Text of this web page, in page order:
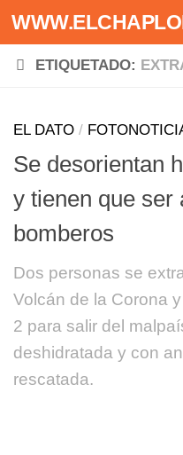
Saltar al contenido
ETIQUETADO:
EL DATO /
Se desorientan
y tienen que ser
bomberos
Dos personas se
Volcán de la Corona
2 para salir del
deshidratada y con
rescatada.